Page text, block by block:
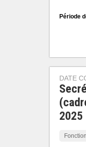
Période
DATE
2025